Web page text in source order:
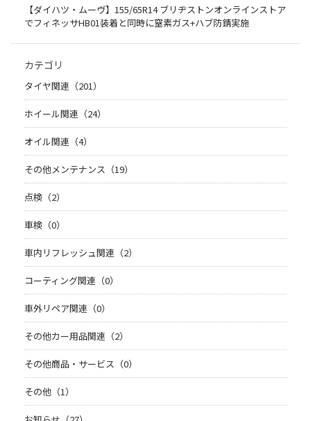
【ダイハツ・ムーヴ】155/65R14 ブリヂストンオンラインストア
でフィネッサHB01装着と同時に窒素ガス+ハブ防錆実施
カテゴリ
タイヤ関連（201）
ホイール関連（24）
オイル関連（4）
その他メンテナンス（19）
点検（2）
車検（0）
車内リフレッシュ関連（2）
コーティング関連（0）
車外リペア関連（0）
その他カー用品関連（2）
その他商品・サービス（0）
その他（1）